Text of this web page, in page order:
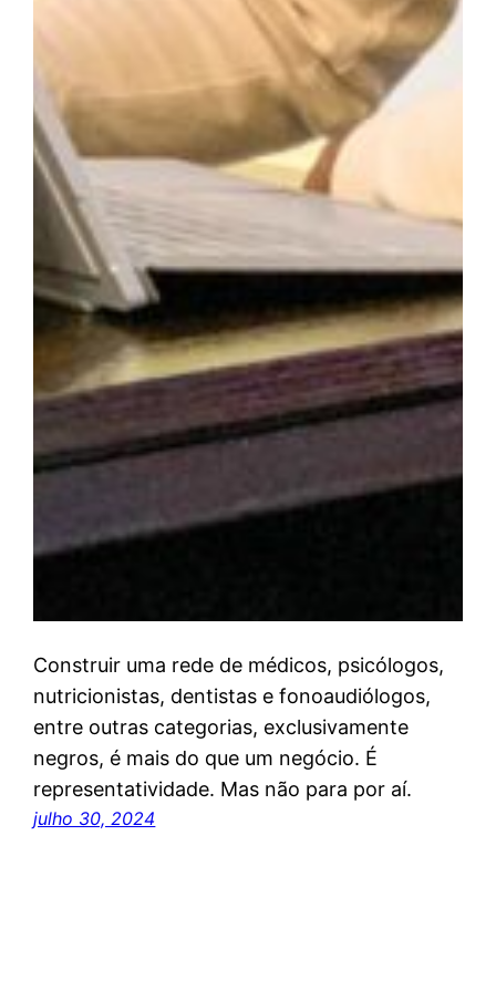
Construir uma rede de médicos, psicólogos,
nutricionistas, dentistas e fonoaudiólogos,
entre outras categorias, exclusivamente
negros, é mais do que um negócio. É
representatividade. Mas não para por aí.
julho 30, 2024